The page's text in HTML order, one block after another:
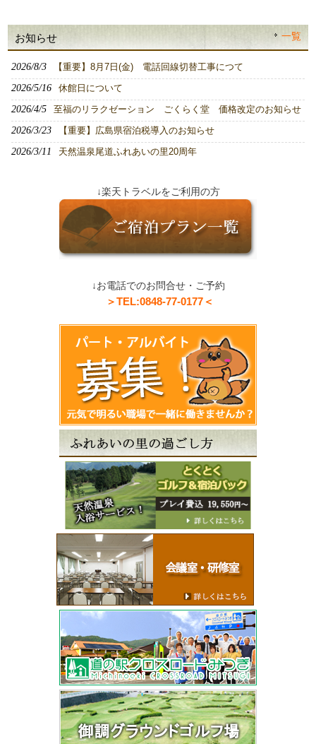
お知らせ 一覧
2026/8/3 【重要】8月7日(金) 電話回線切替工事につて
2026/5/16 休館日について
2026/4/5 至福のリラクゼーション ごくらく堂 価格改定のお知らせ
2026/3/23 【重要】広島県宿泊税導入のお知らせ
2026/3/11 天然温泉尾道ふれあいの里20周年
↓楽天トラベルをご利用の方
↓お電話でのお問合せ・ご予約
＞TEL:0848-77-0177＜